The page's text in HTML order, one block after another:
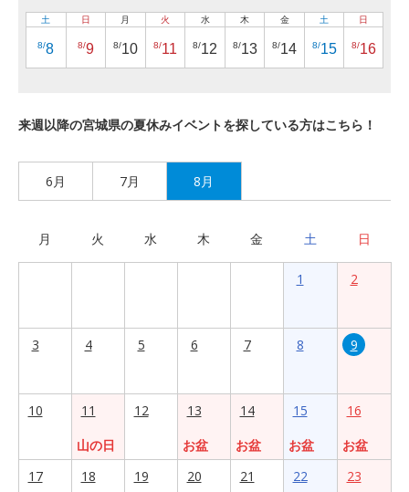
土
8/8
日
8/9
月
8/10
火
8/11
水
8/12
木
8/13
金
8/14
土
8/15
日
8/16
来週以降の宮城県の夏休みイベントを探している方はこちら！
6月 7月 8月
月 火 水 木 金 土 日
1 2
3 4 5 6 7 8 9
10
11
山の日
12
13
お盆
14
お盆
15
お盆
16
お盆
17
18 19 20 21 22 23